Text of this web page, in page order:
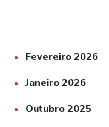
Fevereiro 2026
Janeiro 2026
Outubro 2025